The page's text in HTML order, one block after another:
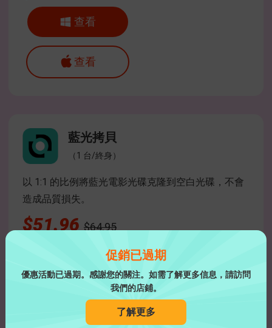
查看
查看
藍光拷貝
（1 台/終身）
以 1:1 的比例將藍光電影光碟克隆到空白光碟，不會
造成品質損失。
$51.96 $64.95
促銷已過期
優惠活動已過期。感謝您的關注。如需了解更多信息，請訪問
我們的店鋪。
了解更多